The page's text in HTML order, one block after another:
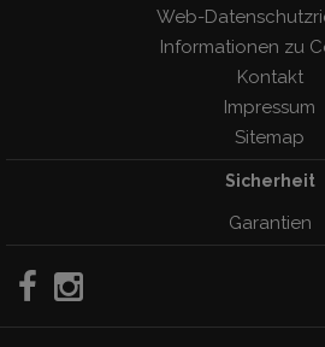
Web-
Informationen zu
Kontakt
Impressum
Sitemap
Sicherheit
Garantien